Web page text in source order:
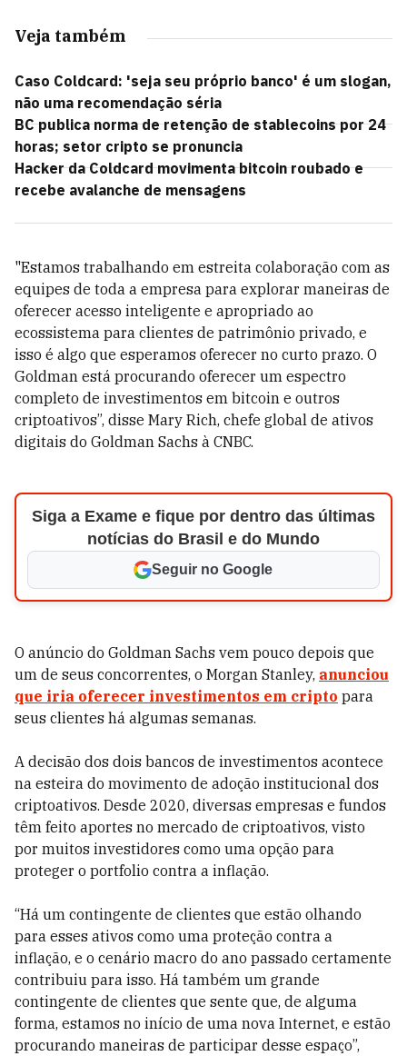
Veja também
Caso Coldcard: 'seja seu próprio banco' é um slogan,
não uma recomendação séria
BC publica norma de retenção de stablecoins por 24
horas; setor cripto se pronuncia
Hacker da Coldcard movimenta bitcoin roubado e
recebe avalanche de mensagens
"Estamos trabalhando em estreita colaboração com as
equipes de toda a empresa para explorar maneiras de
oferecer acesso inteligente e apropriado ao
ecossistema para clientes de patrimônio privado, e
isso é algo que esperamos oferecer no curto prazo. O
Goldman está procurando oferecer um espectro
completo de investimentos em bitcoin e outros
criptoativos”, disse Mary Rich, chefe global de ativos
digitais do Goldman Sachs à CNBC.
Siga a Exame e fique por dentro das últimas
notícias do Brasil e do Mundo
Seguir no Google
O anúncio do Goldman Sachs vem pouco depois que
um de seus concorrentes, o Morgan Stanley, anunciou
que iria oferecer investimentos em cripto para
seus clientes há algumas semanas.
A decisão dos dois bancos de investimentos acontece
na esteira do movimento de adoção institucional dos
criptoativos. Desde 2020, diversas empresas e fundos
têm feito aportes no mercado de criptoativos, visto
por muitos investidores como uma opção para
proteger o portfolio contra a inflação.
“Há um contingente de clientes que estão olhando
para esses ativos como uma proteção contra a
inflação, e o cenário macro do ano passado certamente
contribuiu para isso. Há também um grande
contingente de clientes que sente que, de alguma
forma, estamos no início de uma nova Internet, e estão
procurando maneiras de participar desse espaço”,